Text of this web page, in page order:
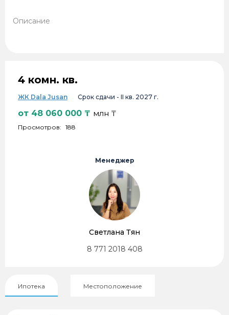
Описание
4 комн. кв.
ЖК Dala Jusan Срок сдачи - II кв. 2027 г.
от 48 060 000 ₸ млн ₸
Просмотров: 188
Менеджер
Светлана Тян
8 771 2018 408
Ипотека Местоположение